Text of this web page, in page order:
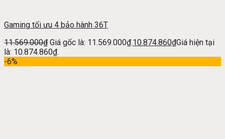
Gaming tối ưu 4 bảo hành 36T
11.569.000₫ Giá gốc là: 11.569.000₫.10.874.860₫Giá hiện tại
là: 10.874.860₫.
-6%